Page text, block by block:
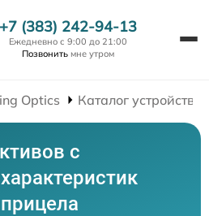
+7 (383) 242-94-13
Ежедневно с 9:00 до 21:00
Позвонить мне утром
Optics Каталог устройств
с